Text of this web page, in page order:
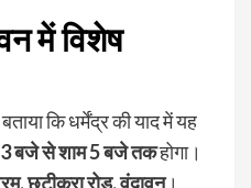
में विशेष
कि धर्मेंद्र की याद में यह
3 बजे से शाम 5 बजे तकहोगा।
छटीकरा रोड, वृंदावन।